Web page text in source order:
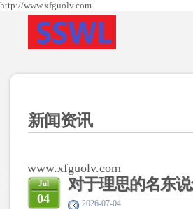
http://www.xfguolv.com
新闻资讯
www.xfguolv.com
对于理思的名东
Jul
04 2026-07-04